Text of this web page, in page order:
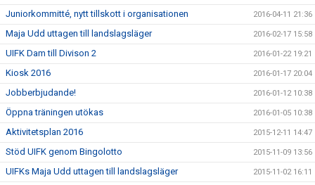
Juniorkommitté, nytt tillskott i organisationen 2016-04-11 21:36
Maja Udd uttagen till landslagsläger 2016-02-17 15:58
UIFK Dam till Divison 2 2016-01-22 19:21
Kiosk 2016 2016-01-17 20:04
Jobberbjudande! 2016-01-12 10:38
Öppna träningen utökas 2016-01-05 10:38
Aktivitetsplan 2016 2015-12-11 14:47
Stöd UIFK genom Bingolotto 2015-11-09 13:56
UIFKs Maja Udd uttagen till landslagsläger 2015-11-02 16:11